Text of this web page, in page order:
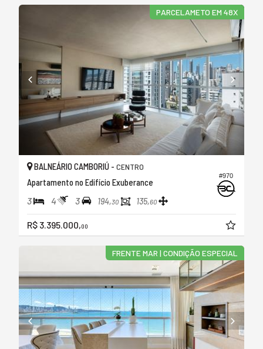
PARCELAMETO EM 48X
#970
BALNEÁRIO CAMBORIÚ - CENTRO
Apartamento no Edifício Exuberance
3 4 3 194,30 135,60
R$ 3.395.000,00
FRENTE MAR | CONDIÇÃO ESPECIAL